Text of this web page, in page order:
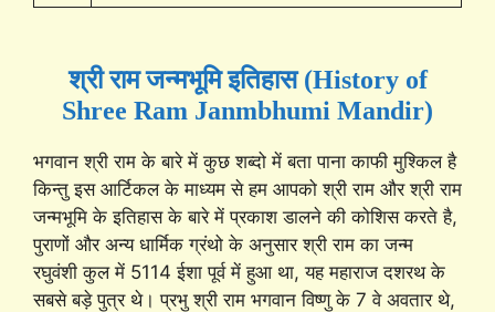
श्री राम जन्मभूमि इतिहास (History of
Shree Ram Janmbhumi Mandir)
भगवान श्री राम के बारे में कुछ शब्दो में बता पाना काफी मुश्किल है
किन्तु इस आर्टिकल के माध्यम से हम आपको श्री राम और श्री राम
जन्मभूमि के इतिहास के बारे में प्रकाश डालने की कोशिस करते है,
पुराणों और अन्य धार्मिक ग्रंथो के अनुसार श्री राम का जन्म
रघुवंशी कुल में 5114 ईशा पूर्व में हुआ था, यह महाराज दशरथ के
सबसे बड़े पुत्र थे। प्रभु श्री राम भगवान विष्णु के 7 वे अवतार थे,